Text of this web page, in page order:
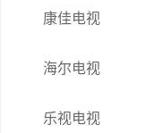
康佳电视
海尔电视
乐视电视